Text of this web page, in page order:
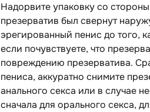
Надорвите упаковку со
презерватив был свернут
эрегированный пенис до того,
если почувствуете, что
повреждению презерватива.
пениса, аккуратно снимите
анального секса или в случае
сначала для орального секса,